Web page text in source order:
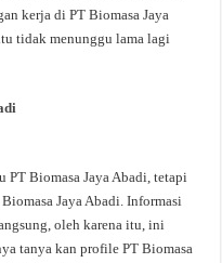
kerja di PT Biomasa Jaya
tidak menunggu lama lagi
PT Biomasa Jaya Abadi, tetapi
Jaya Abadi. Informasi
oleh karena itu, ini
tanya kan profile PT Biomasa